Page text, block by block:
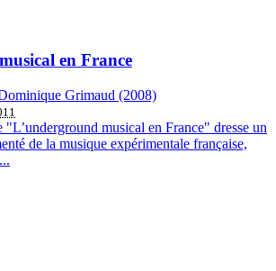
en France
Grimaud (2008)
musical en France" dresse un
de la musique expérimentale française,